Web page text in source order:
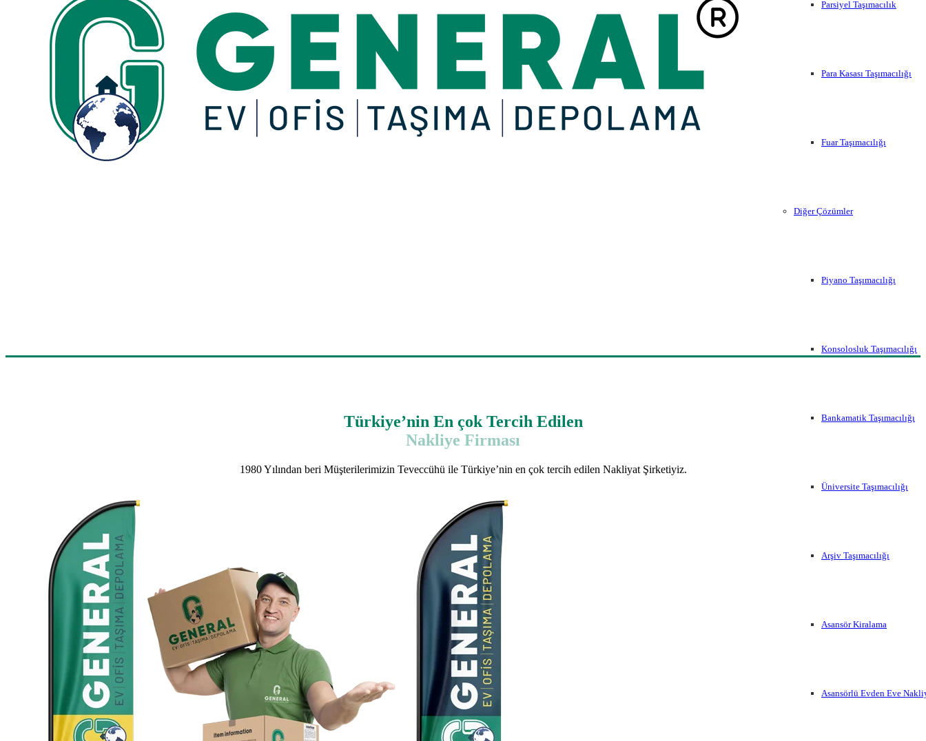
Parsiyel Taşımacılık
Para Kasası Taşımacılığı
Fuar Taşımacılığı
Diğer Çözümler
Piyano Taşımacılığı
Konsolosluk Taşımacılığı
Bankamatik Taşımacılığı
Üniversite Taşımacılığı
Arşiv Taşımacılığı
Asansör Kiralama
Asansörlü Evden Eve
Türkiye’nin En çok Tercih Edilen
Nakliye Firması
1980 Yılından beri Müşterilerimizin Teveccühü ile Türkiye’nin en çok tercih edilen Nakliyat Şirketiyiz.